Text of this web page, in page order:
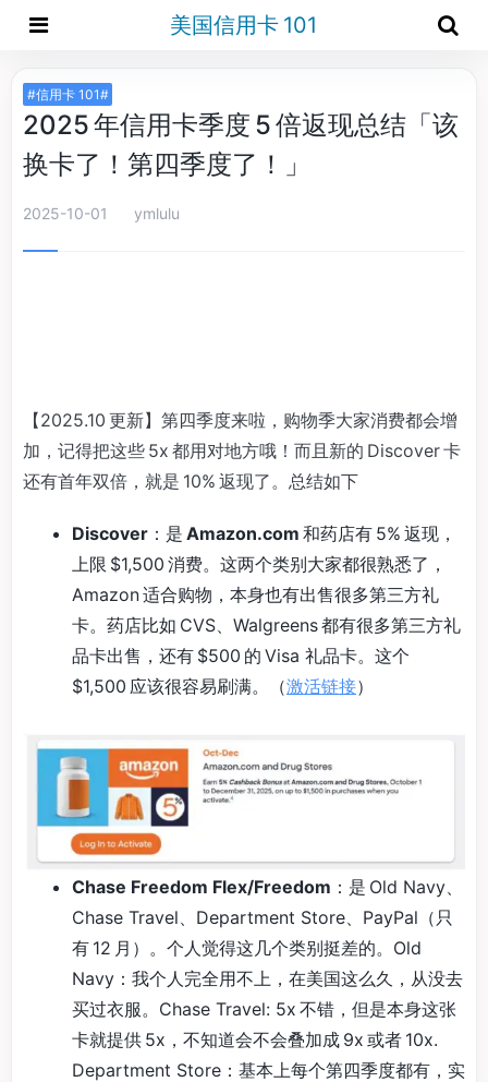
美国信用卡 101
#信用卡 101#
2025 年信用卡季度 5 倍返现总结「该
换卡了！第四季度了！」
2025-10-01 ymlulu
【2025.10 更新】第四季度来啦，购物季大家消费都会增
加，记得把这些 5x 都用对地方哦！而且新的 Discover 卡
还有首年双倍，就是 10% 返现了。总结如下
Discover ：是 Amazon.com 和药店有 5% 返现，
上限 $1,500 消费。这两个类别大家都很熟悉了，
Amazon 适合购物，本身也有出售很多第三方礼
卡。药店比如 CVS、Walgreens 都有很多第三方礼
品卡出售，还有 $500 的 Visa 礼品卡。这个
$1,500 应该很容易刷满。（激活链接）
Chase Freedom Flex/Freedom ：是 Old Navy、
Chase Travel、Department Store、PayPal（只
有 12 月）。个人觉得这几个类别挺差的。Old
Navy：我个人完全用不上，在美国这么久，从没去
买过衣服。Chase Travel: 5x 不错，但是本身这张
卡就提供 5x，不知道会不会叠加成 9x 或者 10x.
Department Store：基本上每个第四季度都有，实